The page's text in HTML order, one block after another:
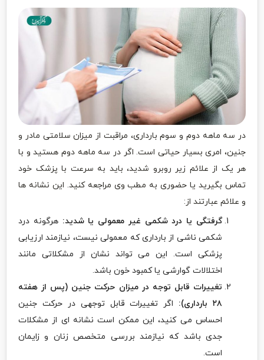
در سه ماهه دوم و سوم بارداری، مراقبت از میزان سلامتی مادر و
جنین، امری بسیار حیاتی است. اگر در سه ماهه دوم هستید و با
هر یک از علائم زیر روبرو شدید، باید به سرعت با پزشک خود
تماس بگیرید یا حضوری به مطب وی مراجعه کنید. این نشانه ها
و علائم عبارتند از:
گرفتگی یا درد شکمی غیر معمولی یا شدید: هرگونه درد
شکمی ناشی از بارداری که معمولی نیست، نیازمند ارزیابی
پزشکی است. این می تواند نشان از مشکلاتی مانند
اختلالات گوارشی یا کمبود خون باشد.
تغییرات قابل توجه در میزان حرکت جنین (پس از هفته
۲۸ بارداری):
اگر تغییرات قابل توجهی در حرکت جنین
احساس می کنید، این ممکن است نشانه ای از مشکلات
جدی باشد که نیازمند بررسی متخصص زنان و زایمان
است.